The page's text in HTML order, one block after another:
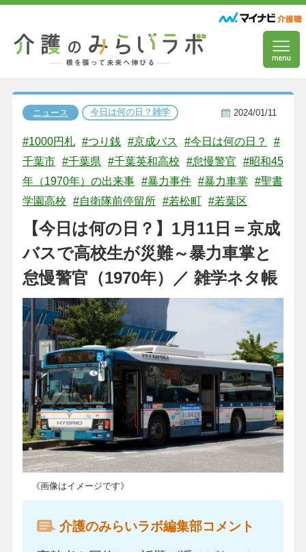
ニュース 今日は何の日？雑学 2024/01/11
#1000円札 #つり銭 #京成バス #今日は何の日？
#
千葉市 #千葉県 #千葉英和高校 #怠慢警官
#昭和45
年（1970年）の出来事 #暴力事件 #暴力車掌 #聖書
学園高校
#自衛隊前停留所 #若松町 #若葉区
【今日は何の日？】1月11日＝京成
バスで高校生が災難～暴力車掌と
怠慢警官（1970年）／ 雑学ネタ帳
《画像はイメージです》
介護のみらいラボ編集部コメント